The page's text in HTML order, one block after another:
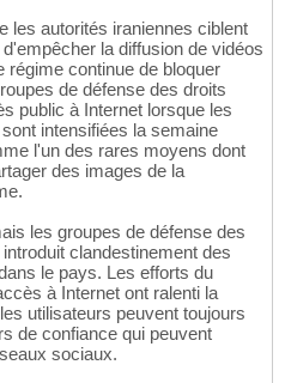
les autorités iraniennes ciblent
la diffusion de vidéos
régime continue de bloquer
de défense des droits
public à Internet lorsque les
intensifiées la semaine
l'un des rares moyens dont
des images de la
les groupes de défense des
clandestinement des
le pays. Les efforts du
à Internet ont ralenti la
utilisateurs peuvent toujours
de confiance qui peuvent
sociaux.